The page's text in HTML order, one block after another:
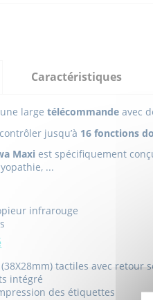
Caractéristiques
large télécommande avec
jusqu’à 16 fonctions
Maxi est spécifiquement
...
infrarouge
tactiles avec retour
intégré
des étiquettes